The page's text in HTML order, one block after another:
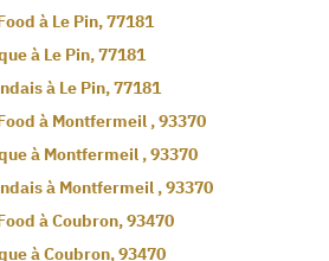
à Le Pin,77181
à Le Pin,77181
à Le Pin,77181
à Montfermeil ,93370
à Montfermeil ,93370
à Montfermeil ,93370
àCoubron,93470
àCoubron,93470